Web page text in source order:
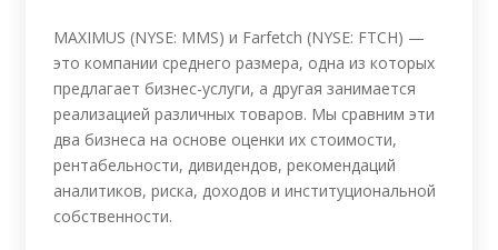
MAXIMUS (NYSE: MMS) и Farfetch (NYSE: FTCH) —
это компании среднего размера, одна из которых
предлагает бизнес-услуги, а другая занимается
реализацией различных товаров. Мы сравним эти
два бизнеса на основе оценки их стоимости,
рентабельности, дивидендов, рекомендаций
аналитиков, риска, доходов и институциональной
собственности.